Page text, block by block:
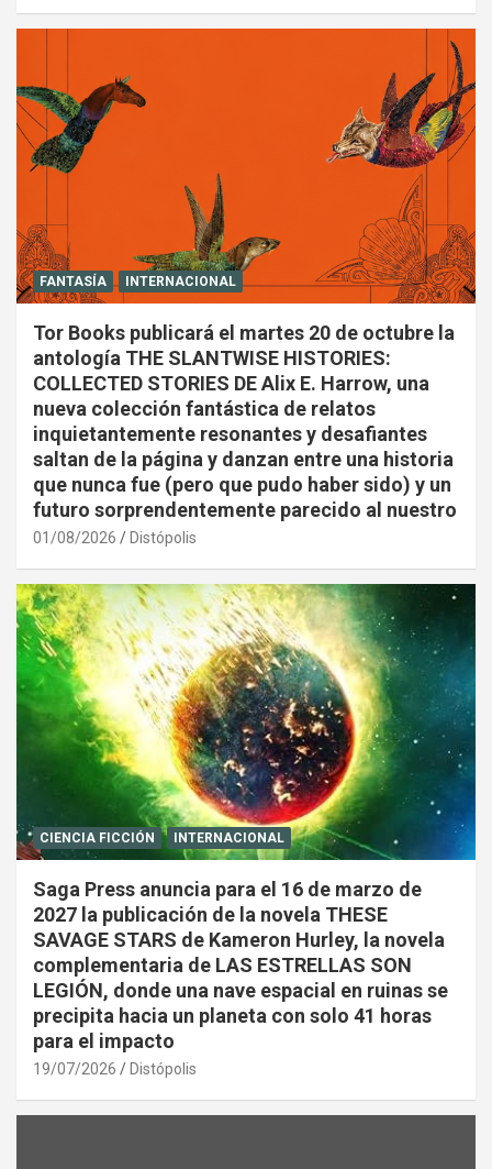
FANTASÍA INTERNACIONAL
Tor Books publicará el martes 20 de octubre la
antología THE SLANTWISE HISTORIES:
COLLECTED STORIES DE Alix E. Harrow, una
nueva colección fantástica de relatos
inquietantemente resonantes y desafiantes
saltan de la página y danzan entre una historia
que nunca fue (pero que pudo haber sido) y un
futuro sorprendentemente parecido al nuestro
01/08/2026 Distópolis
CIENCIA FICCIÓN INTERNACIONAL
Saga Press anuncia para el 16 de marzo de
2027 la publicación de la novela THESE
SAVAGE STARS de Kameron Hurley, la novela
complementaria de LAS ESTRELLAS SON
LEGIÓN, donde una nave espacial en ruinas se
precipita hacia un planeta con solo 41 horas
para el impacto
19/07/2026 Distópolis